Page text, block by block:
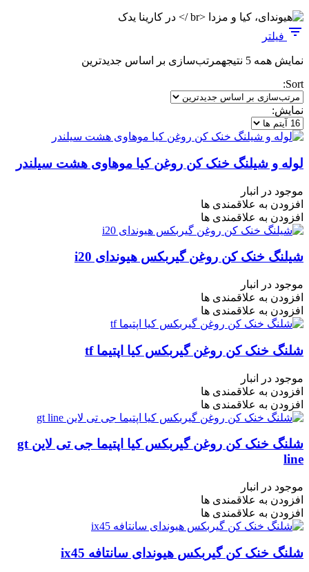
فیلتر
نمایش همه 5 نتیجه
مرتب‌سازی بر اساس جدیدترین
Sort:
نمایش:
لوله و شیلنگ خنک کن روغن کیا موهاوی هشت سیلندر
موجود در انبار
افزودن به علاقمندی ها
افزودن به علاقمندی ها
شیلنگ خنک کن روغن گیربکس هیوندای i20
موجود در انبار
افزودن به علاقمندی ها
افزودن به علاقمندی ها
شلنگ خنک کن روغن گیربکس کیا اپتیما tf
موجود در انبار
افزودن به علاقمندی ها
افزودن به علاقمندی ها
شلنگ خنک کن روغن گیربکس کیا اپتیما جی تی لاین gt
line
موجود در انبار
افزودن به علاقمندی ها
افزودن به علاقمندی ها
شلنگ خنک کن گیربکس هیوندای سانتافه ix45